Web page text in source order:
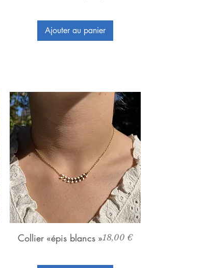
Ajouter au panier
Aperçu rapide
Collier «épis blancs »Prix
18,00 €